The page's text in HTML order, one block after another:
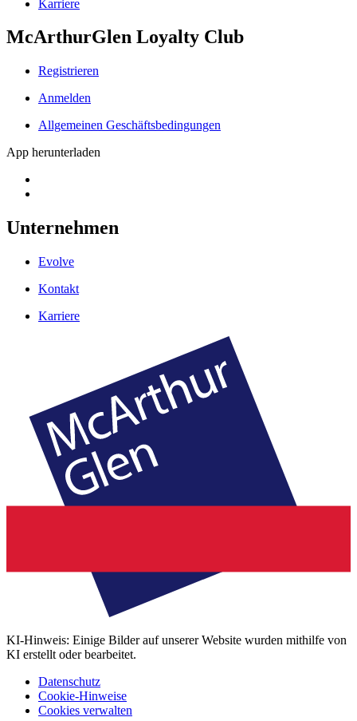
Karriere
McArthurGlen Loyalty Club
Registrieren
Anmelden
Allgemeinen Geschäftsbedingungen
App herunterladen
Unternehmen
Evolve
Kontakt
Karriere
KI-Hinweis: Einige Bilder auf unserer Website wurden mithilfe von
KI erstellt oder bearbeitet.
Datenschutz
Cookie-Hinweise
Cookies verwalten